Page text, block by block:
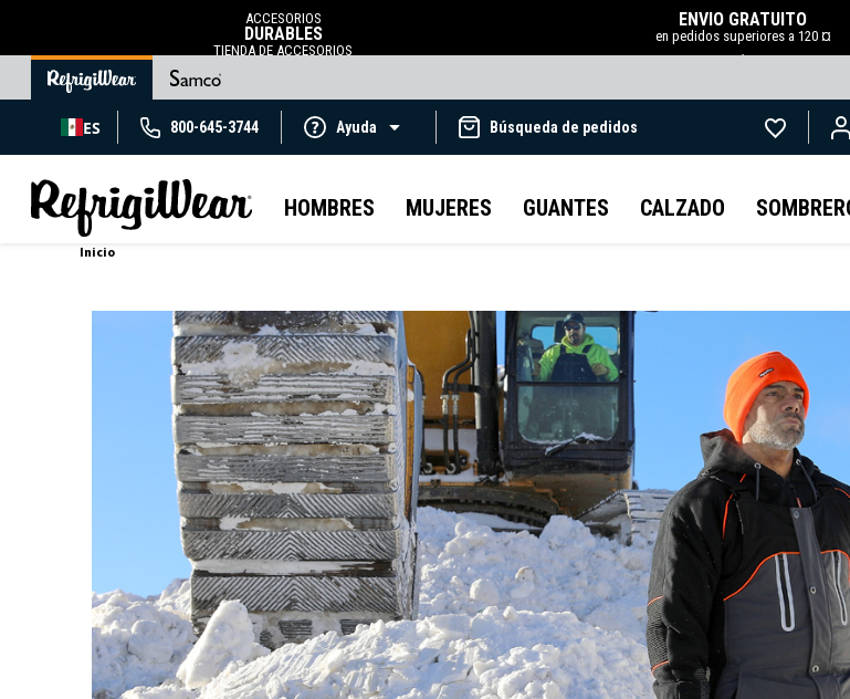
ACCESORIOS
DURABLES
TIENDA DE ACCESORIOS
ENVÍO GRATUITO
en pedidos superiores a 120 ¤
.
ES 800-645-3744 Ayuda Búsqueda de pedidos
HOMBRES MUJERES GUANTES CALZADO
Inicio